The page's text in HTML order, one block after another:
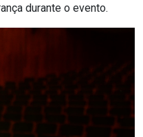
durante o evento.